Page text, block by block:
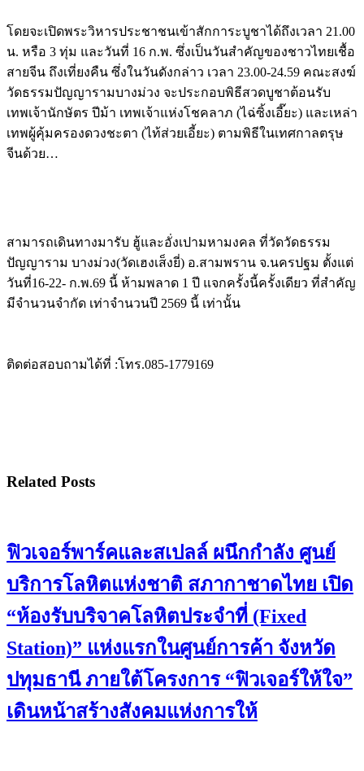
โดยจะเปิดพระวิหารประชาชนเข้าสักการะบูชาได้ถึงเวลา 21.00
น. หรือ 3 ทุ่ม และวันที่ 16 ก.พ. ซึ่งเป็นวันสำคัญของชาวไทยเชื้อ
สายจีน ถึงเที่ยงคืน ซึ่งในวันดังกล่าว เวลา 23.00-24.59 คณะสงฆ์
วัดธรรมปัญญารามบางม่วง จะประกอบพิธีสวดบูชา​ต้อนรับ
เทพเจ้านักษัตร​ ปีม้า เทพเจ้า​แห่งโชคลาภ (ไฉ่ซิ้งเอี๊ยะ)​ และเหล่า
เทพผู้คุ้มครอง​ดวงชะตา (ไท้ส่วยเอี้ย​ะ)​ ตามพิธีในเทศกาลตรุษ
จีนด้วย…
สามารถเดินทางมารับ ฮู้และอั่งเปามหามงคล ที่วัดวัดธรรม
ปัญญาราม บางม่วง(วัดเฮงเส็งยี่) อ.สามพราน จ.นครปฐม ตั้งแต่
วันที่16-22- ก.พ.69 นี้ ห้ามพลาด 1 ปี แจกครั้งนี้ครั้งเดียว ที่สำคัญ
มีจำนวนจำกัด เท่าจำนวนปี 2569 นี้ เท่านั้น
ติดต่อสอบถามได้ที่ :โทร.085-1779169
Related Posts
ฟิวเจอร์พาร์คและสเปลล์ ผนึกกำลัง ศูนย์
บริการโลหิตแห่งชาติ สภากาชาดไทย เปิด
“ห้องรับบริจาคโลหิตประจำที่ (Fixed
Station)” แห่งแรกในศูนย์การค้า จังหวัด
ปทุมธานี ภายใต้โครงการ “ฟิวเจอร์ให้ใจ”
เดินหน้าสร้างสังคมแห่งการให้